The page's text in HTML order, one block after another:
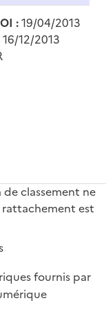
:19/04/2013
16/12/2013
pdf
classement ne
est
fournis par